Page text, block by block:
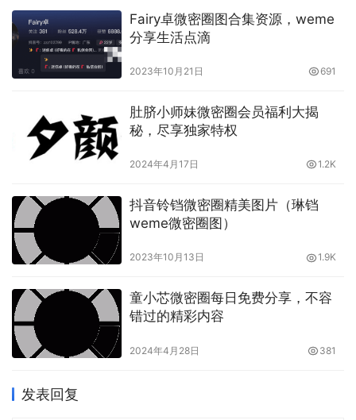
通过Weme微密圈，果儿不仅实现了自己的梦想，还结交了
许多志同道合的朋友。这个平台为她提供了学习、交流和展
示作品的机会，让她的艺术之路更加充满活力。果儿感激微
密圈带给她的一切，并希望能继续在这个平台上创作和分
本文内容由互联网用户自发贡献，该文观点仅代表作者本人。
律责任。如发现本站有涉嫌抄袭侵权/违法违规的内容， 请发
送邮件至 3596248452@qq.com 举报，一经查实，本站将立
刻删除。转请注明出处：
https://www.changxiqu.com/14902.html
Fairy卓微密圈图合集资源，weme
分享生活点滴
2023年10月21日 691
肚脐小师妹微密圈会员福利大揭
秘，尽享独家特权
2024年4月17日 1.2K
抖音铃铛微密圈精美图片（琳铛
weme微密圈图）
2023年10月13日 1.9K
童小芯微密圈每日免费分享，不容
错过的精彩内容
2024年4月28日 381
发表回复